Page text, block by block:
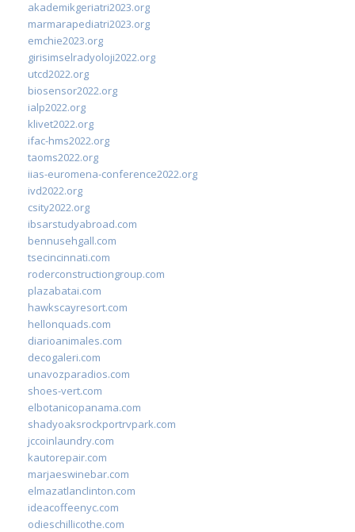
akademikgeriatri2023.org
marmarapediatri2023.org
emchie2023.org
girisimselradyoloji2022.org
utcd2022.org
biosensor2022.org
ialp2022.org
klivet2022.org
ifac-hms2022.org
taoms2022.org
iias-euromena-conference2022.org
ivd2022.org
csity2022.org
ibsarstudyabroad.com
bennusehgall.com
tsecincinnati.com
roderconstructiongroup.com
plazabatai.com
hawkscayresort.com
hellonquads.com
diarioanimales.com
decogaleri.com
unavozparadios.com
shoes-vert.com
elbotanicopanama.com
shadyoaksrockportrvpark.com
jccoinlaundry.com
kautorepair.com
marjaeswinebar.com
elmazatlanclinton.com
ideacoffeenyc.com
odieschillicothe.com